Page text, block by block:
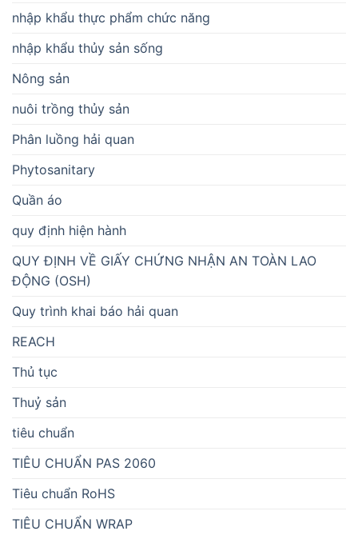
nhập khẩu thực phẩm chức năng
nhập khẩu thủy sản sống
Nông sản
nuôi trồng thủy sản
Phân luồng hải quan
Phytosanitary
Quần áo
quy định hiện hành
QUY ĐỊNH VỀ GIẤY CHỨNG NHẬN AN TOÀN LAO
ĐỘNG (OSH)
Quy trình khai báo hải quan
REACH
Thủ tục
Thuỷ sản
tiêu chuẩn
TIÊU CHUẨN PAS 2060
Tiêu chuẩn RoHS
TIÊU CHUẨN WRAP